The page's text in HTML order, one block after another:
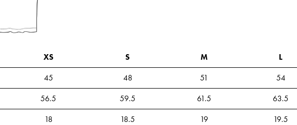
XS S M L
45 48 51 54
56.5 59.5 61.5 63.5
18 18.5 19 19.5